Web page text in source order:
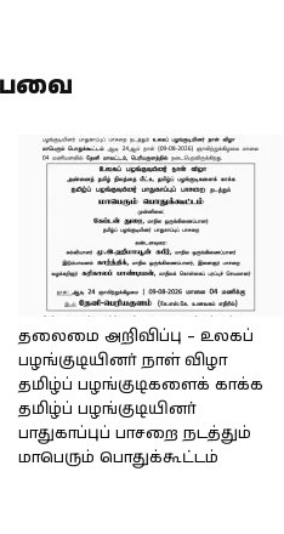
தலைமை அறிவிப்பு – உலகப்
பழங்குடியினர் நாள் விழா
தமிழ்ப் பழங்குடிகளைக் காக்க
தமிழ்ப் பழங்குடியினர்
பாதுகாப்புப் பாசறை நடத்தும்
மாபெரும் பொதுக்கூட்டம்